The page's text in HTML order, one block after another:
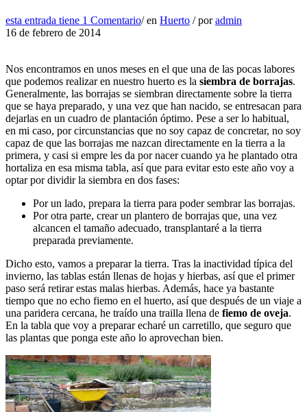
esta entrada tiene 1 Comentario/ en Huerto / poradmin
16 de febrero de 2014
Nos encontramos en unos meses en el que una de las pocas labores
que podemos realizar en nuestro huerto es la siembra de borrajas.
Generalmente, las borrajas se siembran directamente sobre la tierra
que se haya preparado, y una vez que han nacido, se entresacan para
dejarlas en un cuadro de plantación óptimo. Pese a ser lo habitual,
en mi caso, por circunstancias que no soy capaz de concretar, no soy
capaz de que las borrajas me nazcan directamente en la tierra a la
primera, y casi si empre les da por nacer cuando ya he plantado otra
hortaliza en esa misma tabla, así que para evitar esto este año voy a
optar por dividir la siembra en dos fases:
Por un lado, prepara la tierra para poder sembrar las borrajas.
Por otra parte, crear un plantero de borrajas que, una vez
alcancen el tamaño adecuado, transplantaré a la tierra
preparada previamente.
Dicho esto, vamos a preparar la tierra. Tras la inactividad típica del
invierno, las tablas están llenas de hojas y hierbas, así que el primer
paso será retirar estas malas hierbas. Además, hace ya bastante
tiempo que no echo fiemo en el huerto, así que después de un viaje a
una paridera cercana, he traído una trailla llena de fiemo de oveja.
En la tabla que voy a preparar echaré un carretillo, que seguro que
las plantas que ponga este año lo aprovechan bien.